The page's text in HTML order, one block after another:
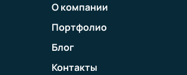
О компании
Портфолио
Блог
Контакты